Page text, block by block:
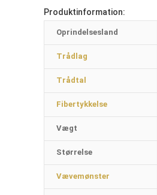
Produktinformation:
Oprindelsesland
Trådlag
Trådtal
Fibertykkelse
Vægt
Størrelse
Vævemønster